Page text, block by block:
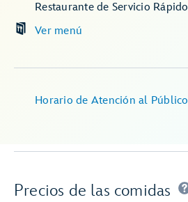
Ver menú
Restaurante de Servicio Rápido
Horario de Atención al Público
Precios de las comidas